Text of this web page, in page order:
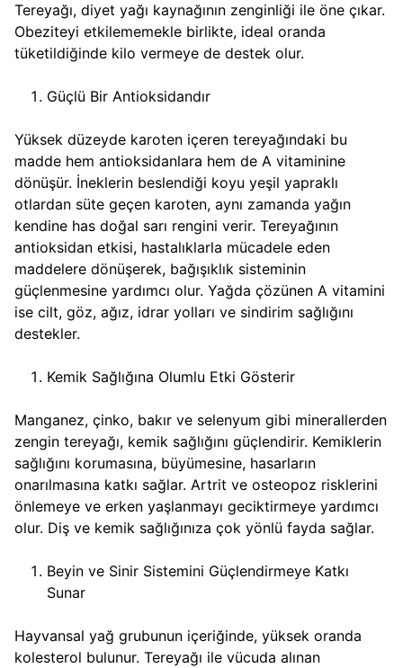
Tereyağı, diyet yağı kaynağının zenginliği ile öne çıkar.
Obeziteyi etkilememekle birlikte, ideal oranda
tüketildiğinde kilo vermeye de destek olur.
Güçlü Bir Antioksidandır
Yüksek düzeyde karoten içeren tereyağındaki bu
madde hem antioksidanlara hem de A vitaminine
dönüşür. İneklerin beslendiği koyu yeşil yapraklı
otlardan süte geçen karoten, aynı zamanda yağın
kendine has doğal sarı rengini verir. Tereyağının
antioksidan etkisi, hastalıklarla mücadele eden
maddelere dönüşerek, bağışıklık sisteminin
güçlenmesine yardımcı olur. Yağda çözünen A vitamini
ise cilt, göz, ağız, idrar yolları ve sindirim sağlığını
destekler.
Kemik Sağlığına Olumlu Etki Gösterir
Manganez, çinko, bakır ve selenyum gibi minerallerden
zengin tereyağı, kemik sağlığını güçlendirir. Kemiklerin
sağlığını korumasına, büyümesine, hasarların
onarılmasına katkı sağlar. Artrit ve osteopoz risklerini
önlemeye ve erken yaşlanmayı geciktirmeye yardımcı
olur. Diş ve kemik sağlığınıza çok yönlü fayda sağlar.
Beyin ve Sinir Sistemini Güçlendirmeye Katkı
Sunar
Hayvansal yağ grubunun içeriğinde, yüksek oranda
kolesterol bulunur. Tereyağı ile vücuda alınan